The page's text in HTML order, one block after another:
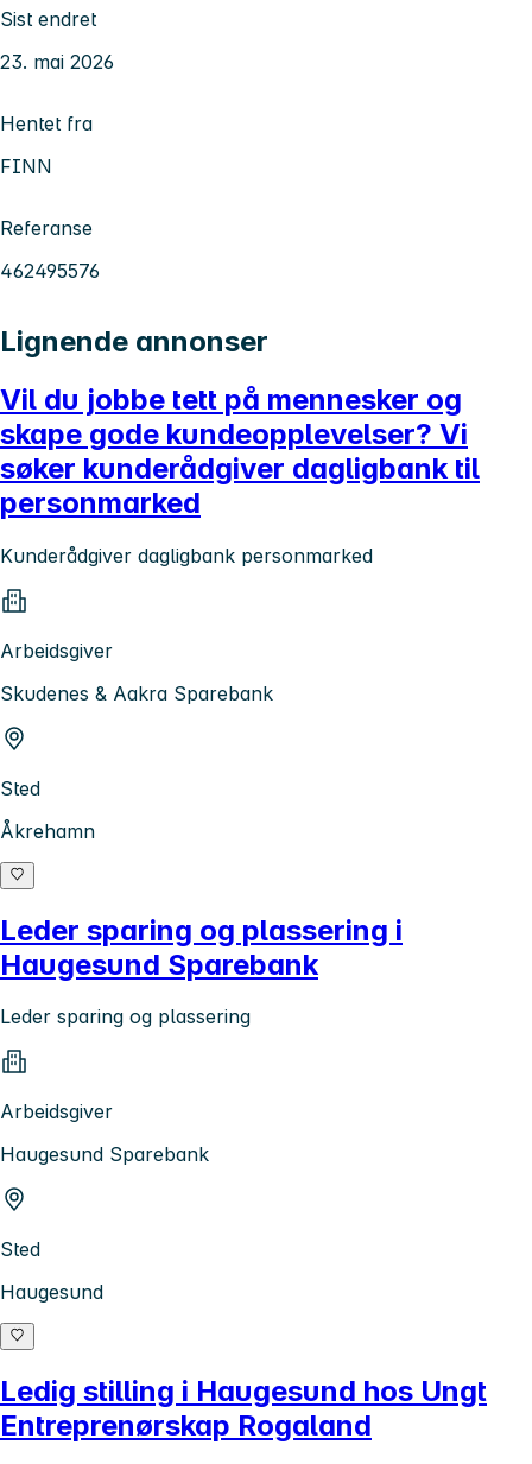
Sist endret
23. mai 2026
Hentet fra
FINN
Referanse
462495576
Lignende annonser
Vil du jobbe tett på mennesker og
skape gode kundeopplevelser? Vi
søker kunderådgiver dagligbank til
personmarked
Kunderådgiver dagligbank personmarked
Arbeidsgiver
Skudenes & Aakra Sparebank
Sted
Åkrehamn
Leder sparing og plassering i
Haugesund Sparebank
Leder sparing og plassering
Arbeidsgiver
Haugesund Sparebank
Sted
Haugesund
Ledig stilling i Haugesund hos Ungt
Entreprenørskap Rogaland